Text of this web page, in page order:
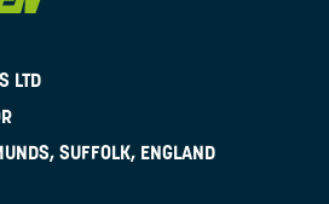
LTD
SUFFOLK, ENGLAND